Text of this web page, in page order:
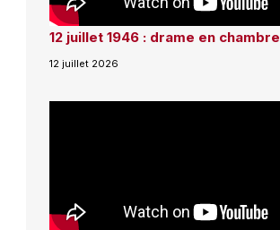
12 juillet 1946 : drame en chambre
12 juillet 2026